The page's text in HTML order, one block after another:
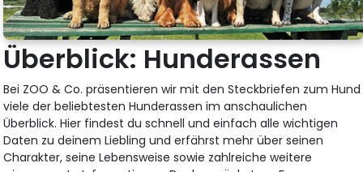
Überblick: Hunderassen
Bei ZOO & Co. präsentieren wir mit den Steckbriefen zum Hund
viele der beliebtesten Hunderassen im anschaulichen
Überblick. Hier findest du schnell und einfach alle wichtigen
Daten zu deinem Liebling und erfährst mehr über seinen
Charakter, seine Lebensweise sowie zahlreiche weitere